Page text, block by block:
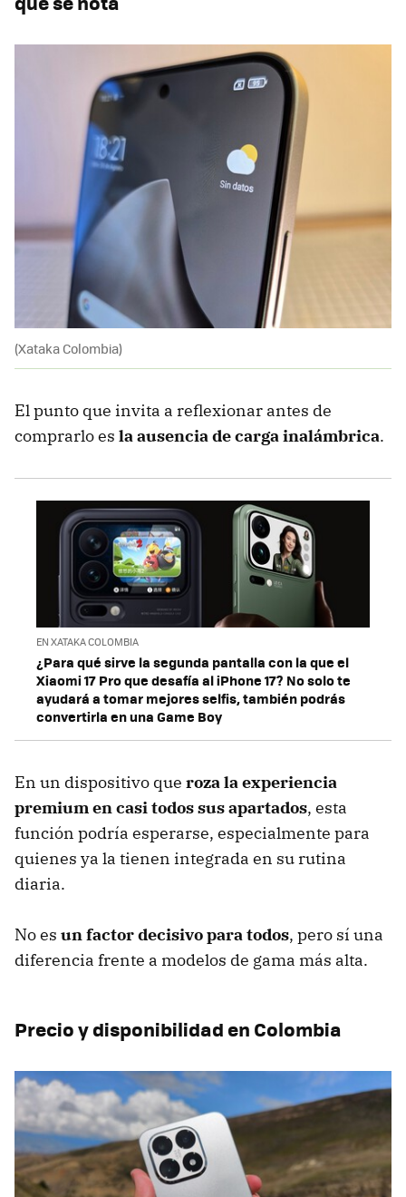
(Xataka Colombia)
El punto que invita a reflexionar antes de
comprarlo es la ausencia de carga inalámbrica.
EN XATAKA COLOMBIA
¿Para qué sirve la segunda pantalla con la que el
Xiaomi 17 Pro que desafía al iPhone 17? No solo te
ayudará a tomar mejores selfis, también podrás
convertirla en una Game Boy
En un dispositivo que roza la experiencia
premium en casi todos sus apartados, esta
función podría esperarse, especialmente para
quienes ya la tienen integrada en su rutina
diaria.
No es un factor decisivo para todos, pero sí una
diferencia frente a modelos de gama más alta.
Precio y disponibilidad en Colombia